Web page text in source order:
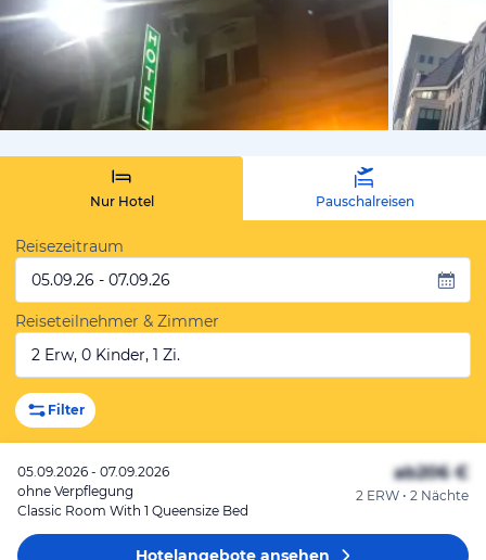
von
Nur Hotel Pauschalreisen
Reisezeitraum
05.09.26 - 07.09.26
Reiseteilnehmer & Zimmer
2 Erw, 0 Kinder, 1 Zi.
Filter
05.09.2026 - 07.09.2026
ohne Verpflegung
Classic Room With 1 Queensize Bed
ab206 €
2 ERW • 2 Nächte
Hotelangeboteansehen